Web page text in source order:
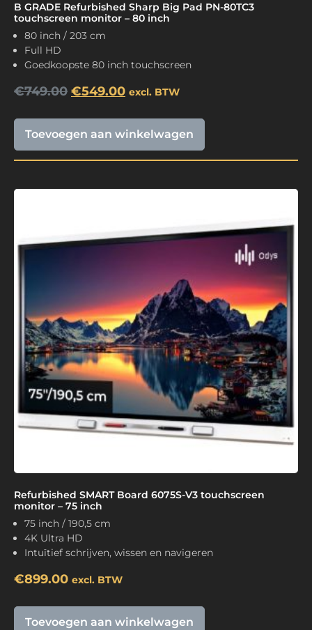
B GRADE Refurbished Sharp Big Pad PN-80TC3
touchscreen monitor – 80 inch
80 inch / 203 cm
Full HD
Goedkoopste 80 inch touchscreen
€749.00 €549.00 excl. BTW
Toevoegen aan winkelwagen
Refurbished SMART Board 6075S-V3 touchscreen
monitor – 75 inch
75 inch / 190,5 cm
4K Ultra HD
Intuïtief schrijven, wissen en navigeren
€899.00 excl. BTW
Toevoegen aan winkelwagen